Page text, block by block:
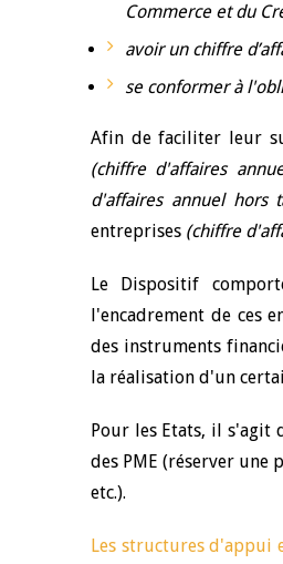
Commerce et du
avoir un chiffre
se conformer à
Afin de faciliter leur
(chiffre d'affaires
d'affaires annuel hors
entreprises (chiffre
Le Dispositif
l'encadrement de ces
des instruments
la réalisation d'un
Pour les Etats, il s'agit
des PME (réserver une
etc.).
Les structures d'appui